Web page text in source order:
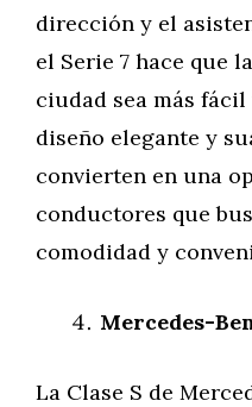
dirección y el
el Serie 7 hace que
ciudad sea más fácil
diseño elegante y
convierten en una
conductores que
comodidad y
Mercedes-
La Clase S de